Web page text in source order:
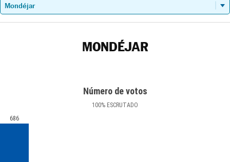
MONDÉJAR
Número de votos
100% ESCRUTADO
686